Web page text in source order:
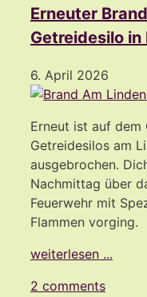
Erneuter
Getreidesilo in
6. April 2026
Erneut ist auf dem
Getreidesilos am
ausgebrochen.
Nachmittag über
Feuerwehr mit
Flammen vorging.
weiterlesen ...
2 comments